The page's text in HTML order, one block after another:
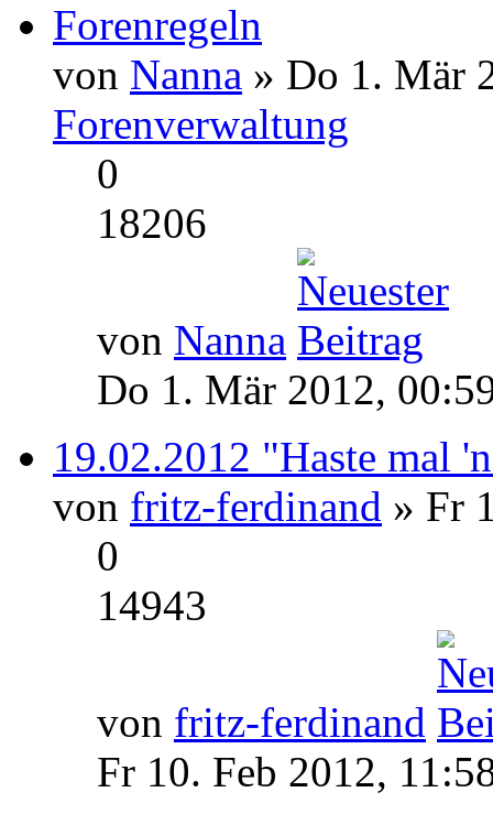
Forenregeln
von Nanna » Do 1. Mär
Forenverwaltung
0
18206
von Nanna
Do 1. Mär 2012,
19.02.2012 "Haste mal
von fritz-ferdinand » Fr
0
14943
von fritz-ferdinand
Fr 10. Feb 2012,